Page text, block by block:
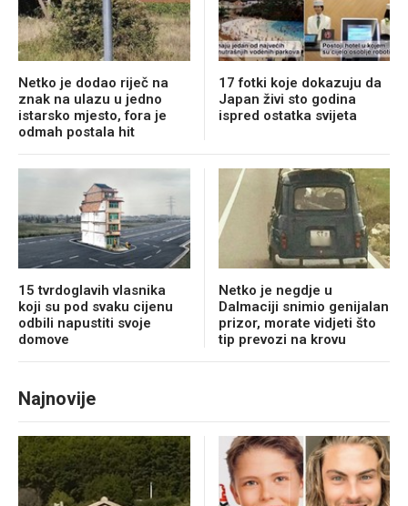
Netko je dodao riječ na
znak na ulazu u jedno
istarsko mjesto, fora je
odmah postala hit
17 fotki koje dokazuju da
Japan živi sto godina
ispred ostatka svijeta
15 tvrdoglavih vlasnika
koji su pod svaku cijenu
odbili napustiti svoje
domove
Netko je negdje u
Dalmaciji snimio genijalan
prizor, morate vidjeti što
tip prevozi na krovu
Najnovije